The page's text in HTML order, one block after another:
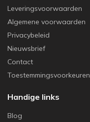
Leveringsvoorwaarden
Algemene voorwaarden
Privacybeleid
Nieuwsbrief
Contact
Toestemmingsvoorkeuren
Handige links
Blog